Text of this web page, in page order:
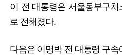
이 전 대통령은 서울동부구
로 전해졌다.
다음은 이명박 전 대통령 구